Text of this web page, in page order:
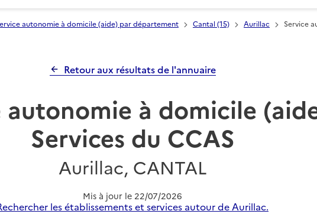
autonomie à domicile (aide) par département Cantal (15) Aurillac Service
Retour aux résultats de l'annuaire
autonomie à domicile
Services du CCAS
Aurillac, CANTAL
Mis à jour le 22/07/2026
les établissements et services autour de Aurillac.